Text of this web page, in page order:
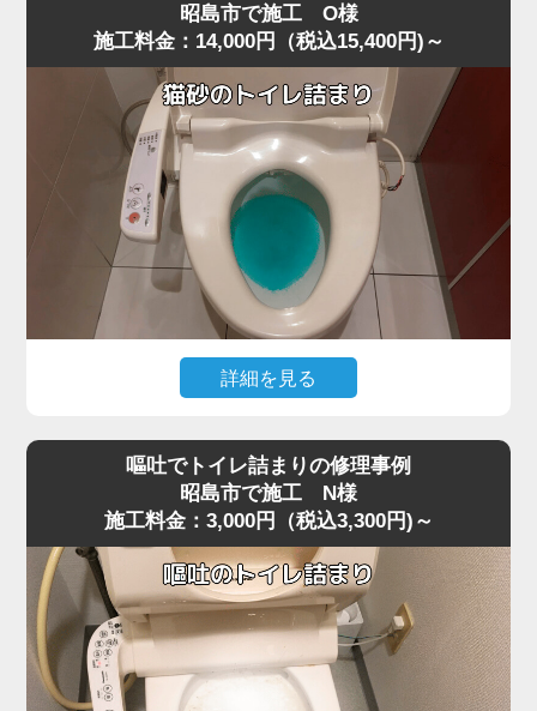
作業後は複数回の排水テストも行い、逆流・異音・水位の
異常がないことを確認し、安心して使用できる状態に復
旧。
最後に、再発防止策として「トイレットペーパーは2～3回
に分けて流す」「厚手ペーパーを大量に使わない」など正
しい使い方もお伝えしました。
大量のペーパーによる詰まりは軽度に見えても、便器内部
の奥で固まっていることが多く、高圧ポンプのような専門
機材でないと解消が難しいケースが非常に多いです。
ってしまったというご相談がありました。
現場を確認すると、便器の奥でシートがしっかりと引っ掛
かり、手前の見える部分ではなくS字奥で固く詰まってい
る状態でした。
最近は「流せる」と書かれたお掃除シートが普及していま
すが、実際にはトイレットペーパーほど水に溶けにくく、
昭島市周辺でもシート詰まりのトラブルが増えています。
特に節水型トイレでは水量が少ないため、少し厚めのシー
トでも奥で丸まって団子状に固まりやすく、家庭用のラバ
ーカップではほとんど動かないケースが多いのが特徴で
今回の現場では、業務用の高圧ポンプを使用し、詰まりの
ある深い位置に圧力を段階的にかけて作業を行いました。
数回加圧すると、固まっていたシートの塊が崩れ、排水路
複数回の流しテストでも異常はなく、通常利用できる状態
お掃除シートは「流せる」と表記されていても、実際には
水に溶けず、トラブルの原因になりやすいため、便器に流
さずにゴミ箱へ捨てることが一番安全です。
詰まりや水位の異常が出た場合は無理に流さず、早めにご
相談いただくことをおすすめします。
昭島市で施工 O様
施工料金：14,000円（税込15,400円)～
詳細を見る
引かなくなりトイレが使えなくなったというご相談があり
現場で状況を確認すると、便器の内部で猫砂が固まり、排
水路を完全に塞いでいる状態でした。
最近は「流せる」と書かれた猫砂も販売されていますが、
実際には水に触れると急激に膨張したり、塊になったりす
るため、排水経路の奥で詰まりやすく、昭島市周辺でも同
様のトラブルが増えています。
特に節水型トイレでは水量が少ないため、砂の一部が奥で
嘔吐でトイレ詰まりの修理事例
昭島市で施工 N様
施工料金：3,000円（税込3,300円)～